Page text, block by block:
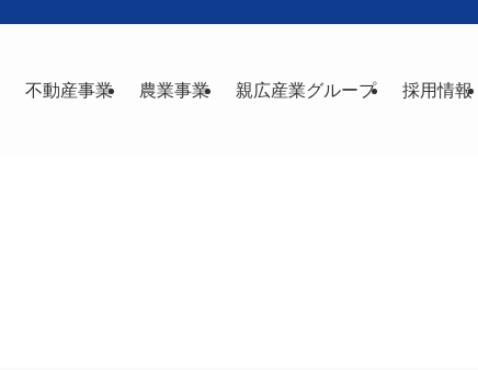
不動産事業 農業事業 親広産業グループ 採用情報